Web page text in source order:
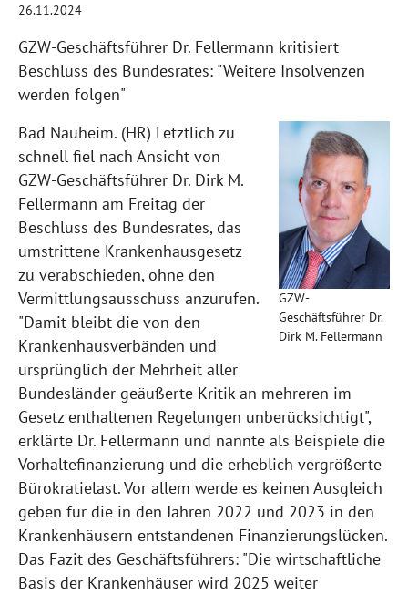
26.11.2024
GZW-Geschäftsführer Dr. Fellermann kritisiert
Beschluss des Bundesrates: "Weitere Insolvenzen
werden folgen"
GZW-
Geschäftsführer Dr.
Dirk M. Fellermann
Bad Nauheim. (HR) Letztlich zu
schnell fiel nach Ansicht von
GZW-Geschäftsführer Dr. Dirk M.
Fellermann am Freitag der
Beschluss des Bundesrates, das
umstrittene Krankenhausgesetz
zu verabschieden, ohne den
Vermittlungsausschuss anzurufen.
"Damit bleibt die von den
Krankenhausverbänden und
ursprünglich der Mehrheit aller
Bundesländer geäußerte Kritik an mehreren im
Gesetz enthaltenen Regelungen unberücksichtigt",
erklärte Dr. Fellermann und nannte als Beispiele die
Vorhaltefinanzierung und die erheblich vergrößerte
Bürokratielast. Vor allem werde es keinen Ausgleich
geben für die in den Jahren 2022 und 2023 in den
Krankenhäusern entstandenen Finanzierungslücken.
Das Fazit des Geschäftsführers: "Die wirtschaftliche
Basis der Krankenhäuser wird 2025 weiter